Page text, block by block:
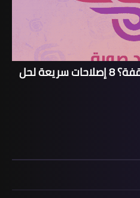
شاشة Oppo Pad Neo متوقفة؟ 8 إصلاحات سريعة لحل